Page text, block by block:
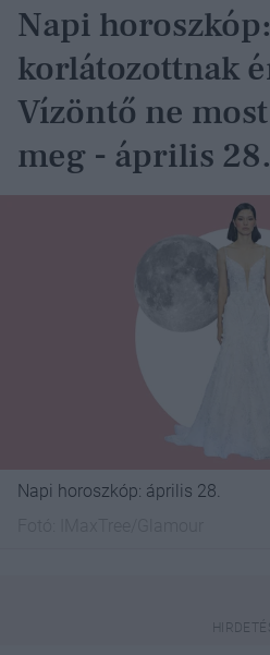
Napi
korlátozottnak
Vízöntő ne
meg - április 28.
Napi horoszkóp: április 28.